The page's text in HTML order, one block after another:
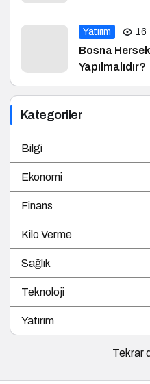
Yatırım 16
Bosna
Yapılmalıdır?
Kategoriler
Bilgi
Ekonomi
Finans
Kilo Verme
Sağlık
Teknoloji
Yatırım
Tekrar